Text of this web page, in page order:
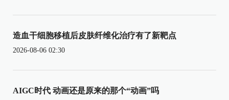
造血干细胞移植后皮肤纤维化治疗有了新靶点
2026-08-06 02:30
AIGC时代 动画还是原来的那个“动画”吗